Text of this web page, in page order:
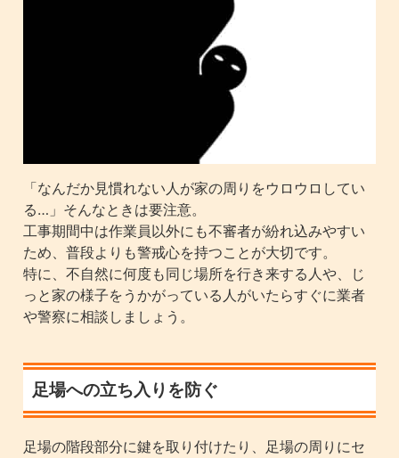
「なんだか見慣れない人が家の周りをウロウロしてい
る…」そんなときは要注意。
工事期間中は作業員以外にも不審者が紛れ込みやすい
ため、普段よりも警戒心を持つことが大切です。
特に、不自然に何度も同じ場所を行き来する人や、じ
っと家の様子をうかがっている人がいたらすぐに業者
や警察に相談しましょう。
足場への立ち入りを防ぐ
足場の階段部分に鍵を取り付けたり、足場の周りにセ